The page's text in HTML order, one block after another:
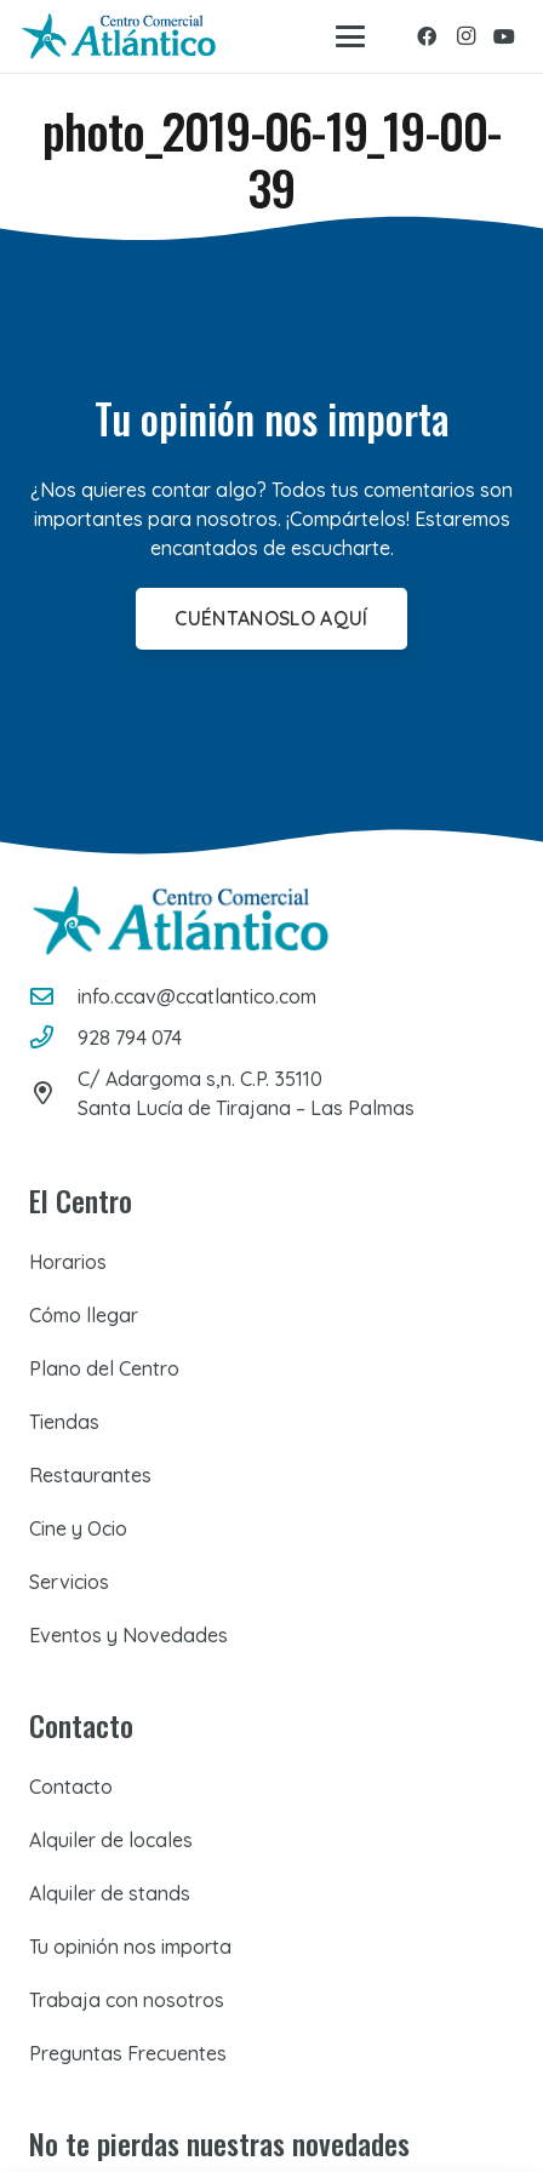
photo_2019-06-19_19-00-
39
Tu opinión nos importa
¿Nos quieres contar algo? Todos tus comentarios son
importantes para nosotros. ¡Compártelos! Estaremos
encantados de escucharte.
CUÉNTANOSLO AQUÍ
info.ccav@ccatlantico.com
928 794 074
C/ Adargoma s,n. C.P. 35110
Santa Lucía de Tirajana – Las Palmas
El Centro
Horarios
Cómo llegar
Plano del Centro
Tiendas
Restaurantes
Cine y Ocio
Servicios
Eventos y Novedades
Contacto
Contacto
Alquiler de locales
Alquiler de stands
Tu opinión nos importa
Trabaja con nosotros
Preguntas Frecuentes
No te pierdas nuestras novedades